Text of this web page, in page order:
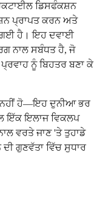
ਡਿਸਫੰਕਸ਼ਨ
ਪ੍ਰਾਪਤ ਕਰਨ ਅਤੇ
ਗਈ ਹੈ। ਇਹ ਦਵਾਈ
ਨਾਲ ਸਬੰਧਤ ਹੈ, ਜੋ
ਨੂੰ ਬਿਹਤਰ ਬਣਾ ਕੇ
ਨਹੀਂ ਹੋ—ਇਹ ਦੁਨੀਆ ਭਰ
ਇੱਕ ਇਲਾਜ ਵਿਕਲਪ
ਵਰਤੇ ਜਾਣ 'ਤੇ ਤੁਹਾਡੇ
ਗੁਣਵੱਤਾ ਵਿੱਚ ਸੁਧਾਰ